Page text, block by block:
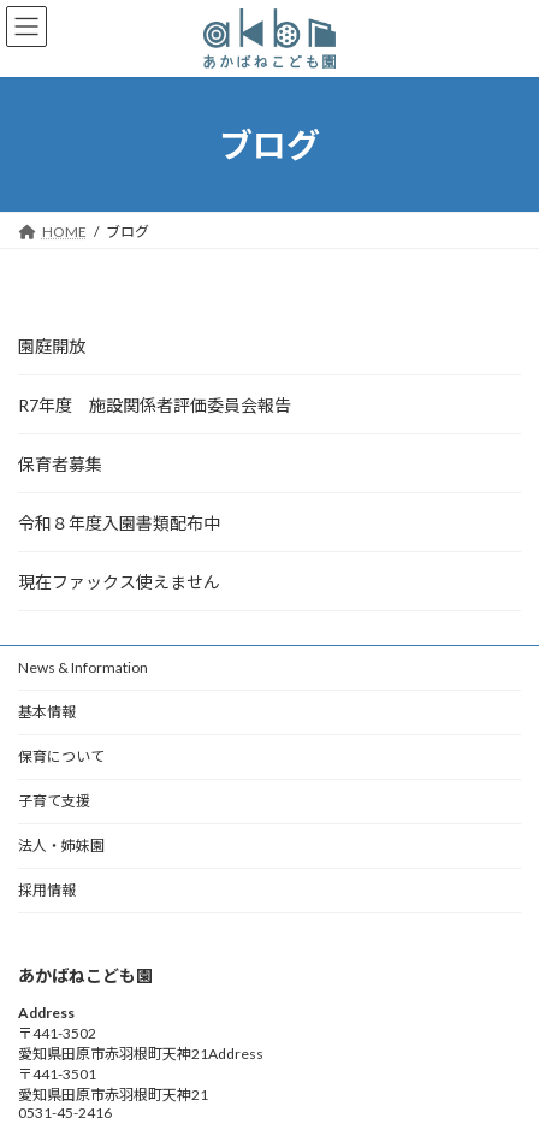
コ
ン
ン
ナ
ビ
ー
ブログ
HOME ブログ
園庭開放
R7年度 施設関係者評価委員会報告
保育者募集
令和８年度入園書類配布中
現在ファックス使えません
News & Information
基本情報
保育について
子育て支援
法人・姉妹園
採用情報
あかばねこども園
Address
〒441-3502
愛知県田原市赤羽根町天神21Address
〒441-3501
愛知県田原市赤羽根町天神21
0531-45-2416